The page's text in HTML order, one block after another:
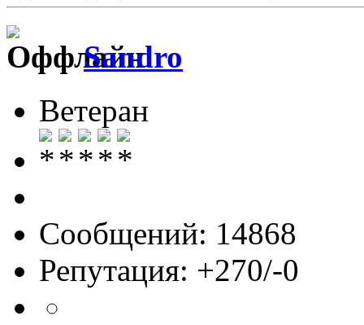
Sandro
Ветеран
Сообщений: 14868
Репутация: +270/-0